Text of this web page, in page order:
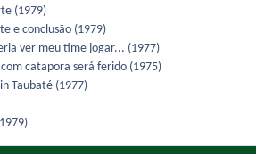
(1979)
e conclusão (1979)
ver meu time jogar... (1977)
catapora será ferido (1975)
Taubaté (1977)